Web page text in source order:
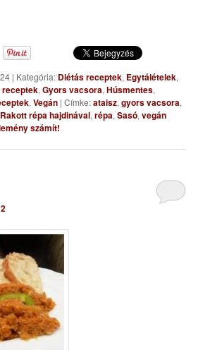
| Kategória: Diétás receptek, Egytálételek,
receptek,Gyors vacsora,Húsmentes,
,Vegán |Címke:ataisz,gyors vacsora,
Rakott répa hajdinával,répa,Sasó,vegán
számít!